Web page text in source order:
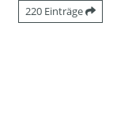
220 Einträge